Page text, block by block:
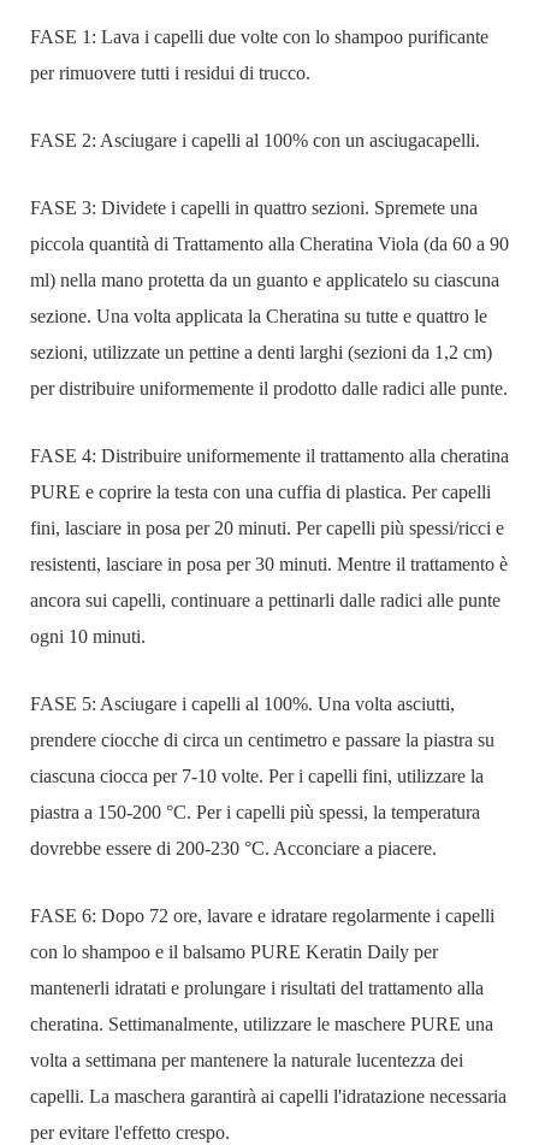
FASE 1: Lava i capelli due volte con lo shampoo purificante
per rimuovere tutti i residui di trucco.
FASE 2: Asciugare i capelli al 100% con un asciugacapelli.
FASE 3: Dividete i capelli in quattro sezioni. Spremete una
piccola quantità di Trattamento alla Cheratina Viola (da 60 a 90
ml) nella mano protetta da un guanto e applicatelo su ciascuna
sezione. Una volta applicata la Cheratina su tutte e quattro le
sezioni, utilizzate un pettine a denti larghi (sezioni da 1,2 cm)
per distribuire uniformemente il prodotto dalle radici alle punte.
FASE 4: Distribuire uniformemente il trattamento alla cheratina
PURE e coprire la testa con una cuffia di plastica. Per capelli
fini, lasciare in posa per 20 minuti. Per capelli più spessi/ricci e
resistenti, lasciare in posa per 30 minuti. Mentre il trattamento è
ancora sui capelli, continuare a pettinarli dalle radici alle punte
ogni 10 minuti.
FASE 5: Asciugare i capelli al 100%. Una volta asciutti,
prendere ciocche di circa un centimetro e passare la piastra su
ciascuna ciocca per 7-10 volte. Per i capelli fini, utilizzare la
piastra a 150-200 °C. Per i capelli più spessi, la temperatura
dovrebbe essere di 200-230 °C. Acconciare a piacere.
FASE 6: Dopo 72 ore, lavare e idratare regolarmente i capelli
con lo shampoo e il balsamo PURE Keratin Daily per
mantenerli idratati e prolungare i risultati del trattamento alla
cheratina. Settimanalmente, utilizzare le maschere PURE una
volta a settimana per mantenere la naturale lucentezza dei
capelli. La maschera garantirà ai capelli l'idratazione necessaria
per evitare l'effetto crespo.